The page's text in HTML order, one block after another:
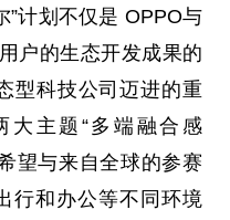
”计划不仅是 OPPO与
户的生态开发成果的
型科技公司迈进的重
大主题“多端融合感
望与来自全球的参赛
行和办公等不同环境